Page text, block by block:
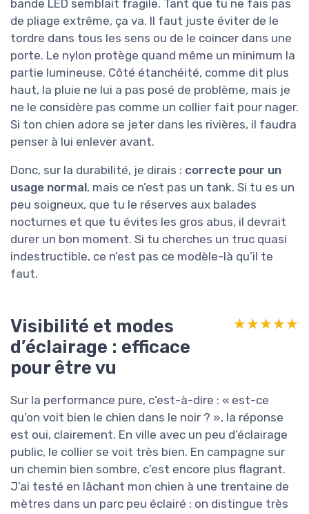
bande LED semblait fragile. Tant que tu ne fais pas
de pliage extrême, ça va. Il faut juste éviter de le
tordre dans tous les sens ou de le coincer dans une
porte. Le nylon protège quand même un minimum la
partie lumineuse. Côté étanchéité, comme dit plus
haut, la pluie ne lui a pas posé de problème, mais je
ne le considère pas comme un collier fait pour nager.
Si ton chien adore se jeter dans les rivières, il faudra
penser à lui enlever avant.
Donc, sur la durabilité, je dirais : correcte pour un
usage normal, mais ce n’est pas un tank. Si tu es un
peu soigneux, que tu le réserves aux balades
nocturnes et que tu évites les gros abus, il devrait
durer un bon moment. Si tu cherches un truc quasi
indestructible, ce n’est pas ce modèle-là qu’il te
faut.
Visibilité et modes
d’éclairage : efficace
pour être vu
★★★★★
★★★★★
Sur la performance pure, c’est-à-dire : « est-ce
qu’on voit bien le chien dans le noir ? », la réponse
est oui, clairement. En ville avec un peu d’éclairage
public, le collier se voit très bien. En campagne sur
un chemin bien sombre, c’est encore plus flagrant.
J’ai testé en lâchant mon chien à une trentaine de
mètres dans un parc peu éclairé : on distingue très